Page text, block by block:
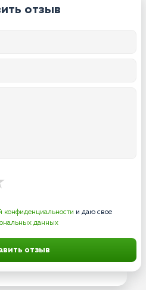
отзыв
конфиденциальности и даю свое
данных
отзыв